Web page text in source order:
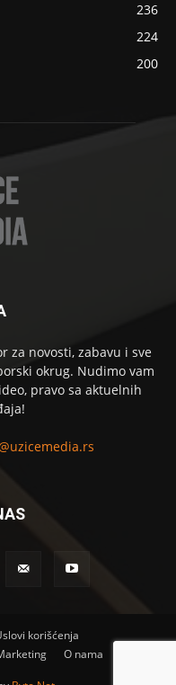
236
224
200
za novosti, zabavu i sve
okrug. Nudimo vam
pravo sa aktuelnih
korišćenja
O nama